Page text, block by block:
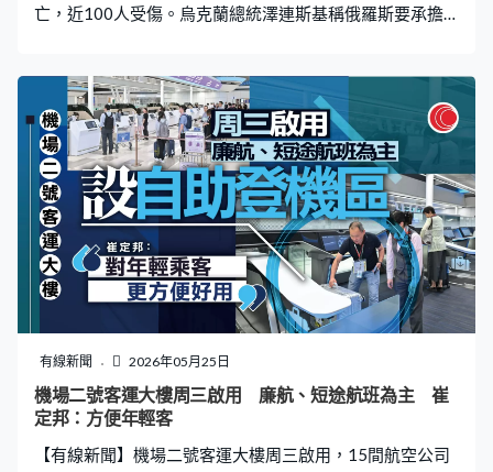
亡，近100人受傷。烏克蘭總統澤連斯基稱俄羅斯要承擔
並出動600架無人機，大規模空襲基輔和南部赫爾松等
地。俄羅斯國防部證實發射榛樹高超音速彈道導彈、伊斯
坎德爾、匕首及鋯石導彈，及多款巡航導彈，報復烏軍早
前攻擊盧甘斯克地區的學校宿舍。聲稱今次目標是烏克蘭
的軍事設施、空軍基地和國防企業， 是戰事爆發以來第三
次向烏克蘭發射榛樹導彈。 烏克蘭指基輔市中心數十座住
宅和學校、藝術博物館、音樂廳、歌劇院及圖書館等嚴重
受損。上月完成修復工程重開、紀念1986年切爾諾貝爾核
事故的切爾諾貝爾博物館亦成為攻擊目標。總統澤連斯基
視察多個遇襲地點，批評俄羅斯正攻擊烏克蘭的歷史和人
民的記憶，必須承擔後果，呼籲歐洲和美國採取行動。澤
連斯基：「切爾諾貝爾博物館為核事故40周年而建，一個
月前才完成修復，他們明知是博物館仍發動攻擊，完全是
總部有玻璃窗破裂，無人受傷。
有線新聞 2026年05月25日
機場二號客運大樓周三啟用 廉航、短途航班為主 崔
定邦：方便年輕客
【有線新聞】機場二號客運大樓周三啟用，15間航空公司